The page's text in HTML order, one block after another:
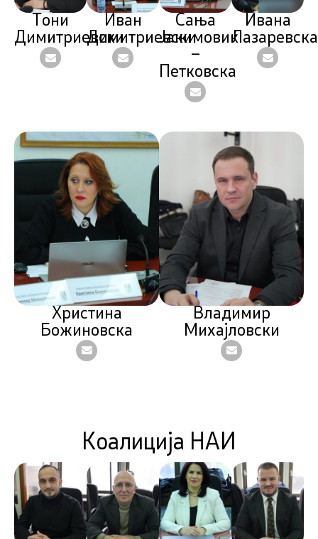
Тони
Димитриевски
Иван
Димитриевски
Сања
Јакимовиќ
–
Петковска
Ивана
Лазаревска
Христина
Божиновска
Владимир
Михајловски
Коалиција НАИ